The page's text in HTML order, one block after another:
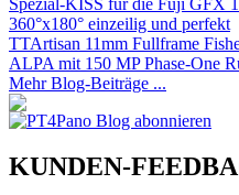
360°x180° einzeilig und perfekt
TTArtisan 11mm Fullframe
ALPA mit 150 MP Phase-One
Mehr Blog-Beiträge ...
KUNDEN-